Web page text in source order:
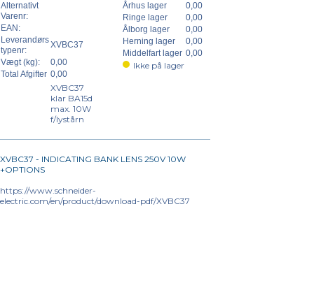
Alternativt
Varenr:
EAN:
Leverandørs
typenr:
XVBC37
Vægt (kg):
0,00
Total Afgifter 0,00
XVBC37
klar BA15d
max. 10W
f/lystårn
Århus lager
0,00
Ringe lager
0,00
Ålborg lager
0,00
Herning lager
0,00
Middelfart lager 0,00
Ikke på lager
XVBC37 - INDICATING BANK LENS 250V 10W
+OPTIONS
https://www.schneider-
electric.com/en/product/download-pdf/XVBC37